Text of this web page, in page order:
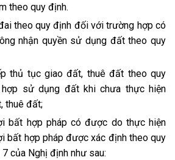
theo quy định.
theo quy định đối với trường hợp có
nhận quyền sử dụng đất theo quy
thủ tục giao đất, thuê đất theo quy
sử dụng đất khi chưa thực hiện
thuê đất;
bất hợp pháp có được do thực hiện
bất hợp pháp được xác định theo quy
của Nghị định như sau: